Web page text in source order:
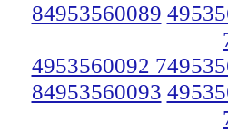
84953560089
4953560092
84953560093